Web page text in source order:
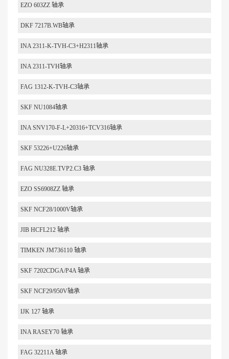
EZO 603ZZ 轴承
DKF 7217B.WB轴承
INA 2311-K-TVH-C3+H2311轴承
INA 2311-TVH轴承
FAG 1312-K-TVH-C3轴承
SKF NU1084轴承
INA SNV170-F-L+20316+TCV316轴承
SKF 53226+U226轴承
FAG NU328E.TVP2.C3 轴承
EZO SS6908ZZ 轴承
SKF NCF28/1000V轴承
JIB HCFL212 轴承
TIMKEN JM736110 轴承
SKF 7202CDGA/P4A 轴承
SKF NCF29/950V轴承
IJK 127 轴承
INA RASEY70 轴承
FAG 32211A 轴承